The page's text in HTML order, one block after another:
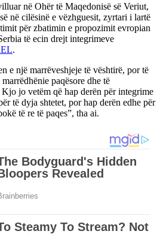
në Ohër të Maqedonisë së Veriut,
në cilësinë e vëzhguesit, zyrtari i lartë
për zbatimin e propozimit evropian
të ecin drejt integrimeve
.
e një marrëveshjeje të vështirë, por të
paqësore dhe të
jo vetëm që hap derën për integrime
të dyja shtetet, por hap derën edhe për
të re të paqes”, tha ai.